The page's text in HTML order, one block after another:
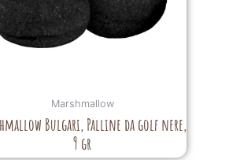
Marshmallow
Bulgari, Palline da golf nere,
9 gr